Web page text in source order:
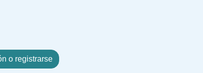
o registrarse